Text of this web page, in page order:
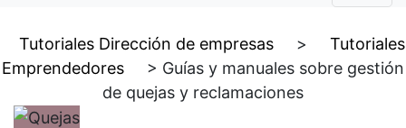
Tutoriales Dirección de empresas >
Tutoriales
Emprendedores
> Guías y manuales sobre gestión
de quejas y reclamaciones